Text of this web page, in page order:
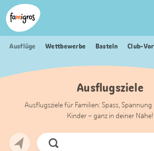
Sprungmarken
Navigation
Header
Logo
Ausflüge Wettbewerbe Basteln Club-
Ausflugsziele
Ausflugsziele für Familien: Spass,
Kinder – ganz in deiner Nähe!
Jetzt